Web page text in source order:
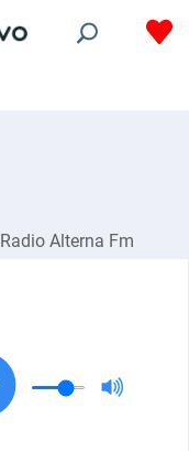
Radio Alterna Fm